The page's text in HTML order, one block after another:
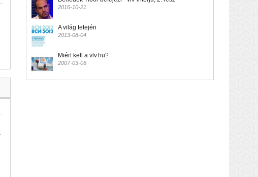
2016-10-21
A világ tetején
2013-08-04
Miért kell a vlv.hu?
2007-03-06